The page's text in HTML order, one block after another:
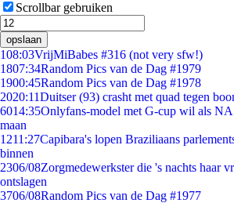
Scrollbar gebruiken
opslaan
108:03VrijMiBabes #316 (not very sfw!)
1807:34Random Pics van de Dag #1979
1900:45Random Pics van de Dag #1978
2020:11Duitser (93) crasht met quad tegen
6014:35Onlyfans-model met G-cup wil als
maan
1211:27Capibara's lopen Braziliaans
binnen
2306/08Zorgmedewerkster die 's nachts haar
ontslagen
3706/08Random Pics van de Dag #1977